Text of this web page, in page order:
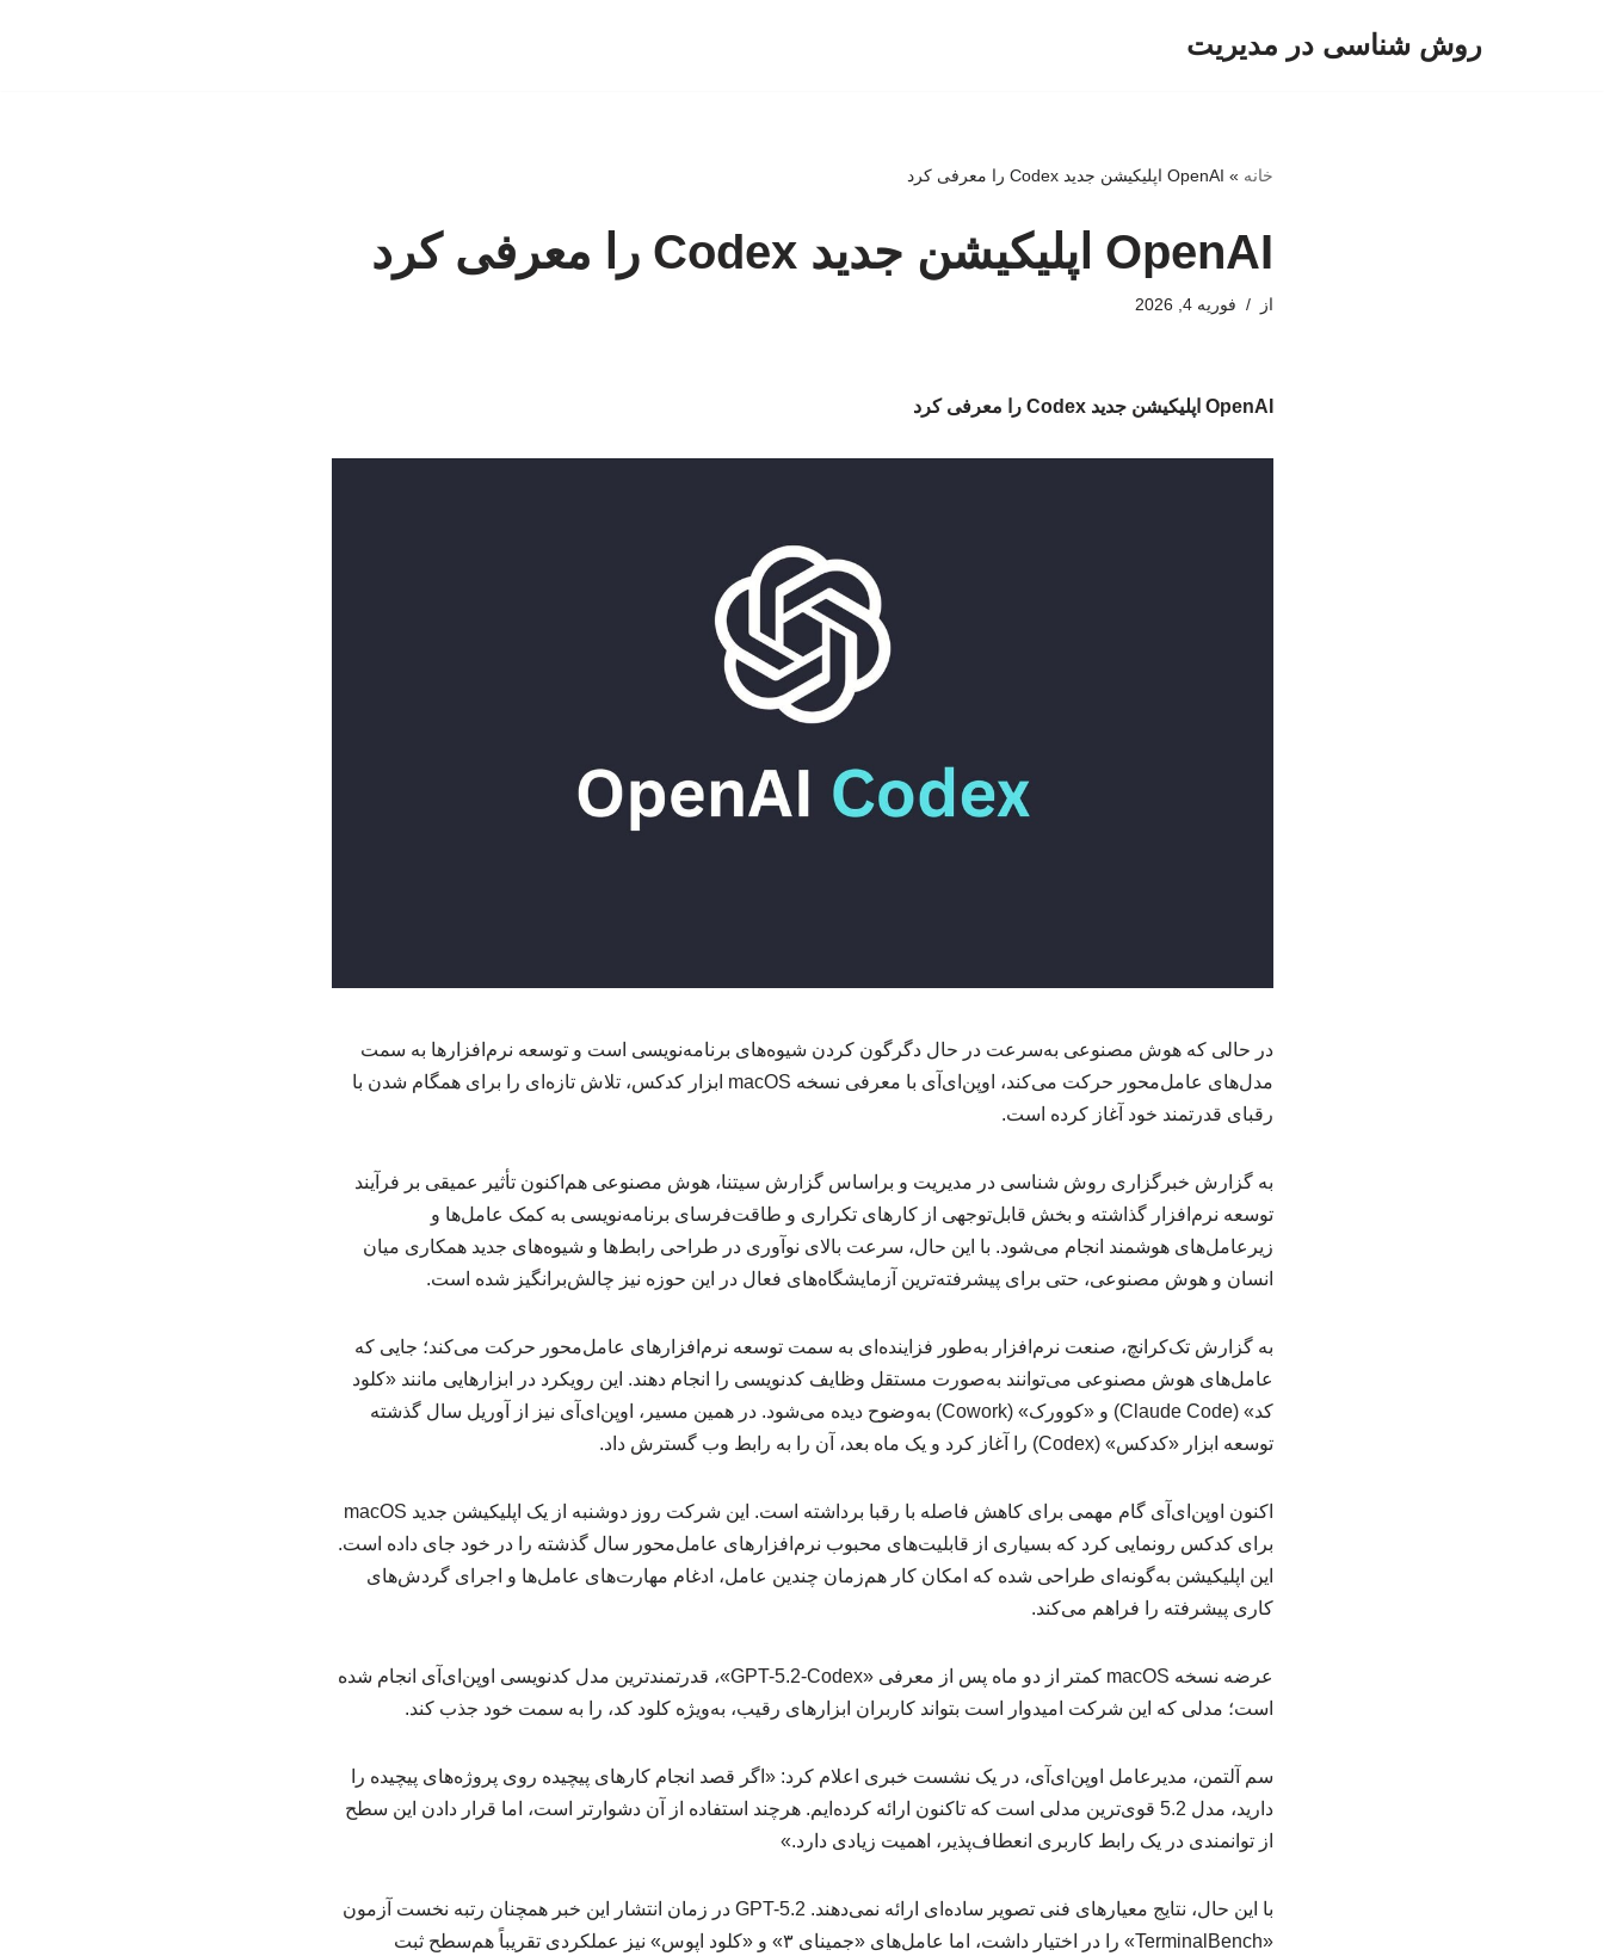
روش شناسی در مدیریت
خانه » OpenAI اپلیکیشن جدید Codex را معرفی کرد
OpenAI اپلیکیشن جدید Codex را معرفی کرد
از فوریه 4, 2026
OpenAI اپلیکیشن جدید Codex را معرفی کرد
در حالی که هوش مصنوعی به‌سرعت در حال دگرگون کردن شیوه‌های برنامه‌نویسی است و توسعه نرم‌افزارها به سمت
مدل‌های عامل‌محور حرکت می‌کند، اوپن‌ای‌آی با معرفی نسخه macOS ابزار کدکس، تلاش تازه‌ای را برای همگام شدن با
رقبای قدرتمند خود آغاز کرده است.
به گزارش خبرگزاری روش شناسی در مدیریت و براساس گزارش سیتنا، هوش مصنوعی هم‌اکنون تأثیر عمیقی بر فرآیند
توسعه نرم‌افزار گذاشته و بخش قابل‌توجهی از کارهای تکراری و طاقت‌فرسای برنامه‌نویسی به کمک عامل‌ها و
زیرعامل‌های هوشمند انجام می‌شود. با این حال، سرعت بالای نوآوری در طراحی رابط‌ها و شیوه‌های جدید همکاری میان
انسان و هوش مصنوعی، حتی برای پیشرفته‌ترین آزمایشگاه‌های فعال در این حوزه نیز چالش‌برانگیز شده است.
به گزارش تک‌کرانچ، صنعت نرم‌افزار به‌طور فزاینده‌ای به سمت توسعه نرم‌افزارهای عامل‌محور حرکت می‌کند؛ جایی که
عامل‌های هوش مصنوعی می‌توانند به‌صورت مستقل وظایف کدنویسی را انجام دهند. این رویکرد در ابزارهایی مانند «کلود
کد» (Claude Code) و «کوورک» (Cowork) به‌وضوح دیده می‌شود. در همین مسیر، اوپن‌ای‌آی نیز از آوریل سال گذشته
توسعه ابزار «کدکس» (Codex) را آغاز کرد و یک ماه بعد، آن را به رابط وب گسترش داد.
اکنون اوپن‌ای‌آی گام مهمی برای کاهش فاصله با رقبا برداشته است. این شرکت روز دوشنبه از یک اپلیکیشن جدید macOS
برای کدکس رونمایی کرد که بسیاری از قابلیت‌های محبوب نرم‌افزارهای عامل‌محور سال گذشته را در خود جای داده است.
این اپلیکیشن به‌گونه‌ای طراحی شده که امکان کار هم‌زمان چندین عامل، ادغام مهارت‌های عامل‌ها و اجرای گردش‌های
کاری پیشرفته را فراهم می‌کند.
عرضه نسخه macOS کمتر از دو ماه پس از معرفی «GPT-5.2-Codex»، قدرتمندترین مدل کدنویسی اوپن‌ای‌آی انجام شده
است؛ مدلی که این شرکت امیدوار است بتواند کاربران ابزارهای رقیب، به‌ویژه کلود کد، را به سمت خود جذب کند.
سم آلتمن، مدیرعامل اوپن‌ای‌آی، در یک نشست خبری اعلام کرد: «اگر قصد انجام کارهای پیچیده روی پروژه‌های پیچیده را
دارید، مدل 5.2 قوی‌ترین مدلی است که تاکنون ارائه کرده‌ایم. هرچند استفاده از آن دشوارتر است، اما قرار دادن این سطح
از توانمندی در یک رابط کاربری انعطاف‌پذیر، اهمیت زیادی دارد.»
با این حال، نتایج معیارهای فنی تصویر ساده‌ای ارائه نمی‌دهند. GPT-5.2 در زمان انتشار این خبر همچنان رتبه نخست آزمون
«TerminalBench» را در اختیار داشت، اما عامل‌های «جمینای ۳» و «کلود اپوس» نیز عملکردی تقریباً هم‌سطح ثبت